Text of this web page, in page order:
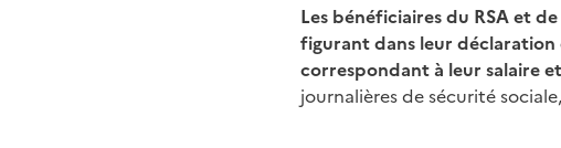
Les bénéficiaires du RSA et
figurant dans leur déclaration
correspondant à leur salaire
journalières de sécurité